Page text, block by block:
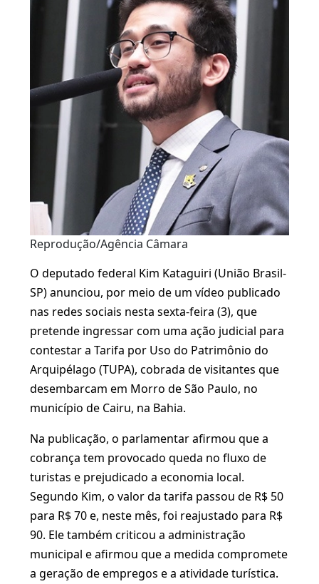
Reprodução/Agência Câmara
O deputado federal Kim Kataguiri (União Brasil-
SP) anunciou, por meio de um vídeo publicado
nas redes sociais nesta sexta-feira (3), que
pretende ingressar com uma ação judicial para
contestar a Tarifa por Uso do Patrimônio do
Arquipélago (TUPA), cobrada de visitantes que
desembarcam em Morro de São Paulo, no
município de Cairu, na Bahia.
Na publicação, o parlamentar afirmou que a
cobrança tem provocado queda no fluxo de
turistas e prejudicado a economia local.
Segundo Kim, o valor da tarifa passou de R$ 50
para R$ 70 e, neste mês, foi reajustado para R$
90. Ele também criticou a administração
municipal e afirmou que a medida compromete
a geração de empregos e a atividade turística.